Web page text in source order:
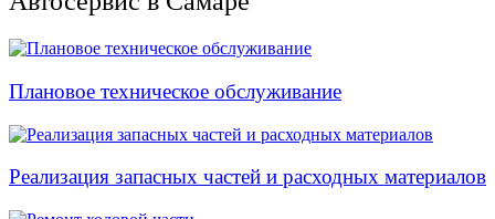
Плановое техническое обслуживание
Реализация запасных частей и расходных материалов